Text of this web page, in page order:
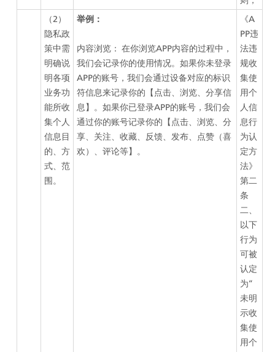
（2）
隐私政
策中需
明确说
明各项
业务功
能所收
集个人
信息目
的、方
式、范
围。
举例：
内容浏览： 在你浏览APP内容的过程中，
我们会记录你的使用情况。如果你未登录
APP的账号，我们会通过设备对应的标识
符信息来记录你的【点击、浏览、分享信
息】。如果你已登录APP的账号，我们会
通过你的账号记录你的【点击、浏览、分
享、关注、收藏、反馈、发布、点赞（喜
欢）、评论等】。
《A
PP违
法违
规收
集使
用个
人信
息行
为认
定方
法》
第二
条
二、
以下
行为
可被
认定
为“
未明
示收
集使
用个